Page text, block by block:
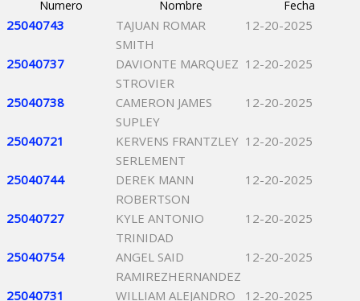
Numero Nombre Fecha
25040743
TAJUAN ROMAR
SMITH
12-20-2025
25040737
DAVIONTE MARQUEZ
STROVIER
12-20-2025
25040738
CAMERON JAMES
SUPLEY
12-20-2025
25040721
KERVENS FRANTZLEY
SERLEMENT
12-20-2025
25040744
DEREK MANN
ROBERTSON
12-20-2025
25040727
KYLE ANTONIO
TRINIDAD
12-20-2025
25040754
ANGEL SAID
RAMIREZHERNANDEZ
12-20-2025
25040731
WILLIAM ALEJANDRO
12-20-2025